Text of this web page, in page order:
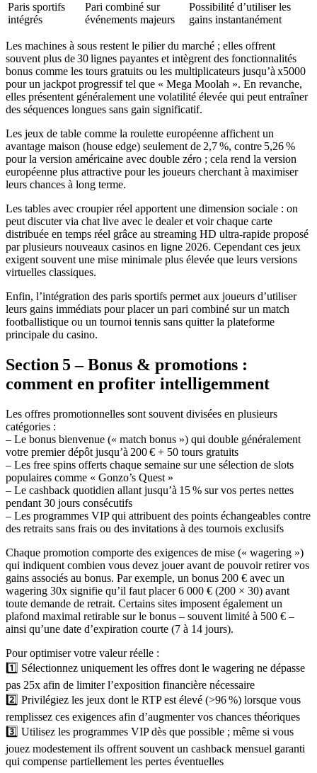
Paris sportifs
intégrés
Pari combiné sur
événements majeurs
Possibilité d’utiliser les
gains instantanément
Les machines à sous restent le pilier du marché ; elles offrent
souvent plus de 30 lignes payantes et intègrent des fonctionnalités
bonus comme les tours gratuits ou les multiplicateurs jusqu’à x5000
pour un jackpot progressif tel que « Mega Moolah ». En revanche,
elles présentent généralement une volatilité élevée qui peut entraîner
des séquences longues sans gain significatif.
Les jeux de table comme la roulette européenne affichent un
avantage maison (house edge) seulement de 2,7 %, contre 5,26 %
pour la version américaine avec double zéro ; cela rend la version
européenne plus attractive pour les joueurs cherchant à maximiser
leurs chances à long terme.
Les tables avec croupier réel apportent une dimension sociale : on
peut discuter via chat live avec le dealer et voir chaque carte
distribuée en temps réel grâce au streaming HD ultra‑rapide proposé
par plusieurs nouveaux casinos en ligne 2026. Cependant ces jeux
exigent souvent une mise minimale plus élevée que leurs versions
virtuelles classiques.
Enfin, l’intégration des paris sportifs permet aux joueurs d’utiliser
leurs gains immédiats pour placer un pari combiné sur un match
footballistique ou un tournoi tennis sans quitter la plateforme
principale du casino.
Section 5 – Bonus & promotions :
comment en profiter intelligemment
Les offres promotionnelles sont souvent divisées en plusieurs
catégories :
– Le bonus bienvenue (« match bonus ») qui double généralement
votre premier dépôt jusqu’à 200 € + 50 tours gratuits
– Les free spins offerts chaque semaine sur une sélection de slots
populaires comme « Gonzo’s Quest »
– Le cashback quotidien allant jusqu’à 15 % sur vos pertes nettes
pendant 30 jours consécutifs
– Les programmes VIP qui attribuent des points échangeables contre
des retraits sans frais ou des invitations à des tournois exclusifs
Chaque promotion comporte des exigences de mise (« wagering »)
qui indiquent combien vous devez jouer avant de pouvoir retirer vos
gains associés au bonus. Par exemple, un bonus 200 € avec un
wagering 30x signifie qu’il faut placer 6 000 € (200 × 30) avant
toute demande de retrait. Certains sites imposent également un
plafond maximal retirable sur le bonus – souvent limité à 500 € –
ainsi qu’une date d’expiration courte (7 à 14 jours).
Pour optimiser votre valeur réelle :
1️⃣ Sélectionnez uniquement les offres dont le wagering ne dépasse
pas 25x afin de limiter l’exposition financière nécessaire
2️⃣ Privilégiez les jeux dont le RTP est élevé (>96 %) lorsque vous
remplissez ces exigences afin d’augmenter vos chances théoriques
3️⃣ Utilisez les programmes VIP dès que possible ; même si vous
jouez modestement ils offrent souvent un cashback mensuel garanti
qui compense partiellement les pertes éventuelles